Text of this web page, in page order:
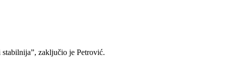
zaključio je Petrović.